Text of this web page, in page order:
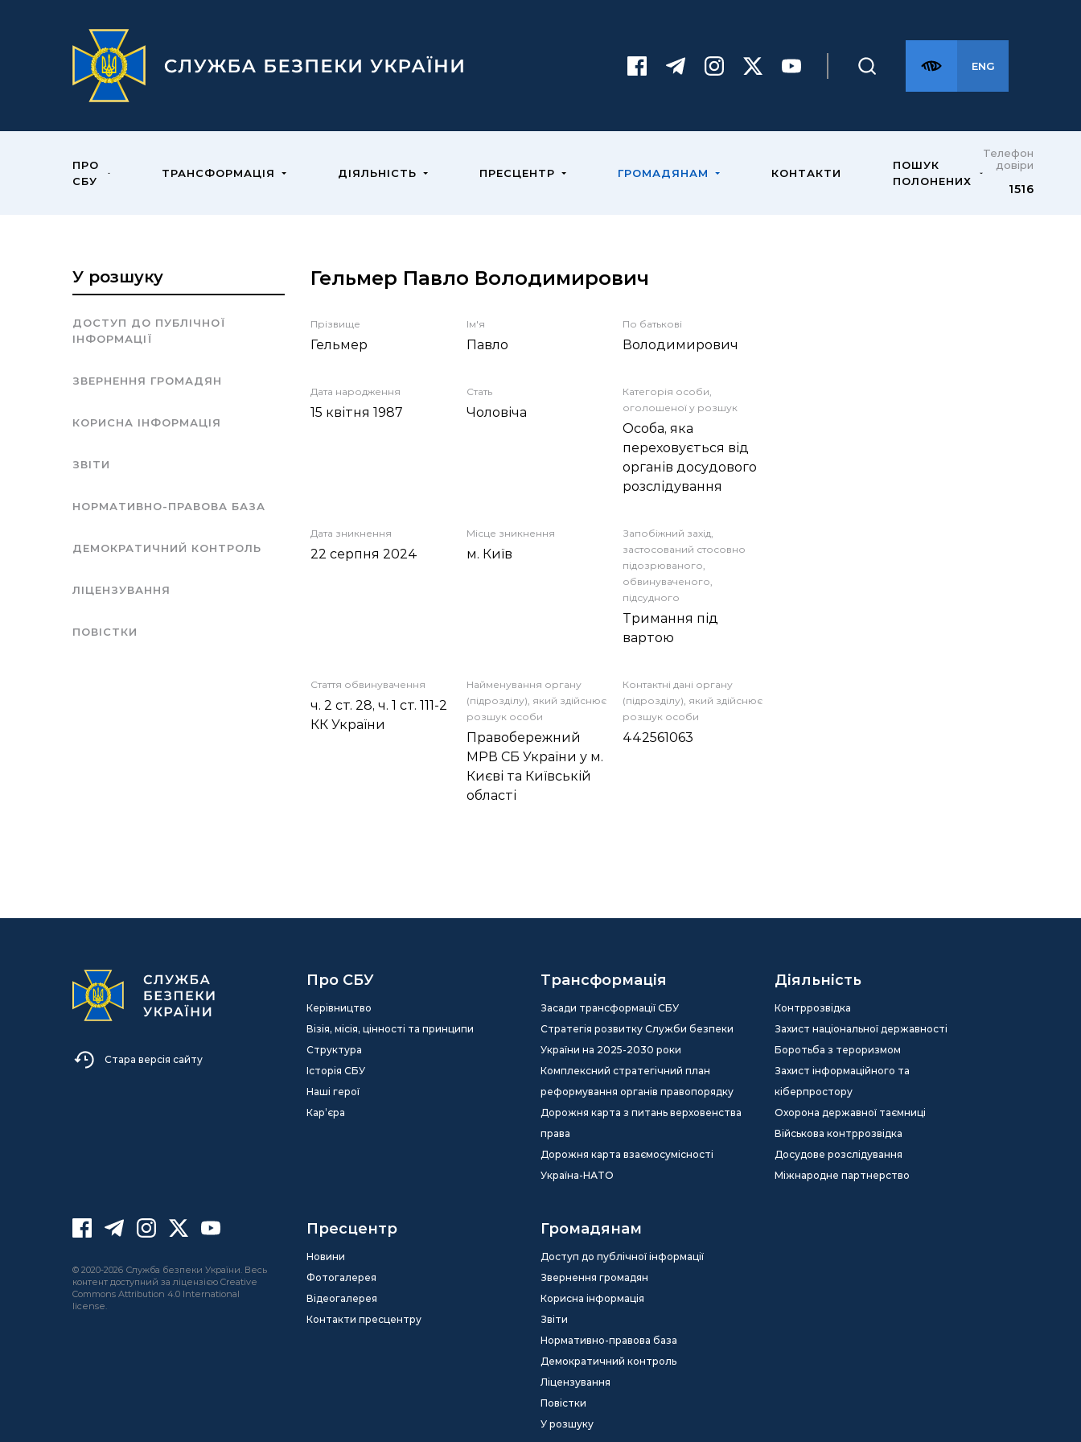
ENG
ПРО
СБУ
ТРАНСФОРМАЦІЯ ДІЯЛЬНІСТЬ ПРЕСЦЕНТР ГРОМАДЯНАМ КОНТАКТИ
ПОШУК
ПОЛОНЕНИХ
Телефон
довіри
1516
У розшуку
ДОСТУП ДО ПУБЛІЧНОЇ
ІНФОРМАЦІЇ
ЗВЕРНЕННЯ ГРОМАДЯН
КОРИСНА ІНФОРМАЦІЯ
ЗВІТИ
НОРМАТИВНО-ПРАВОВА БАЗА
ДЕМОКРАТИЧНИЙ КОНТРОЛЬ
ЛІЦЕНЗУВАННЯ
ПОВІСТКИ
Гельмер Павло Володимирович
Прізвище
Гельмер
Ім'я
Павло
По батькові
Володимирович
Дата народження
15 квітня 1987
Стать
Чоловіча
Категорія особи,
оголошеної у розшук
Особа, яка
переховується від
органів досудового
розслідування
Дата зникнення
22 серпня 2024
Місце зникнення
м. Київ
Запобіжний захід,
застосований стосовно
підозрюваного,
обвинуваченого,
підсудного
Тримання під
вартою
Стаття обвинувачення
ч. 2 ст. 28, ч. 1 ст. 111-2
КК України
Найменування органу
(підрозділу), який здійснює
розшук особи
Правобережний
МРВ СБ України у м.
Києві та Київській
області
Контактні дані органу
(підрозділу), який здійснює
розшук особи
442561063
Стара версія сайту
Про СБУ
Керівництво
Візія, місія, цінності та принципи
Структура
Історія СБУ
Наші герої
Кар’єра
Трансформація
Засади трансформації СБУ
Стратегія розвитку Служби безпеки
України на 2025-2030 роки
Комплексний стратегічний план
реформування органів правопорядку
Дорожня карта з питань верховенства
права
Дорожня карта взаємосумісності
Україна-НАТО
Діяльність
Контррозвідка
Захист національної державності
Боротьба з тероризмом
Захист інформаційного та
кіберпростору
Охорона державної таємниці
Військова контррозвідка
Досудове розслідування
Міжнародне партнерство
Пресцентр
Новини
Фотогалерея
Відеогалерея
Контакти пресцентру
Громадянам
Доступ до публічної інформації
Звернення громадян
Корисна інформація
Звіти
Нормативно-правова база
Демократичний контроль
Ліцензування
Повістки
У розшуку
© 2020-2026 Служба безпеки України. Весь
контент доступний за ліцензією Creative
Commons Attribution 4.0 International
license.